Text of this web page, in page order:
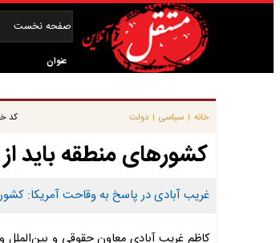
صفحه نخست
عنوان
خانه | سیاسی | دولت کد
کشورهای منطقه باید
غریب آبادی در پاسخ به وقاحت آمریکا:
کاظم غریب آبادی معاون حقوقی و بین‌الملل